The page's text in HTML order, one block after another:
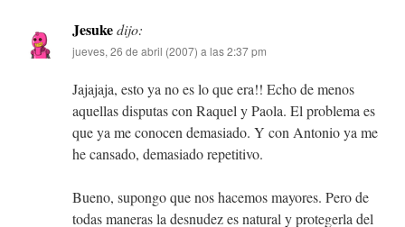
Jesukedijo:
jueves, 26 de abril (2007) a las 2:37 pm
Jajajaja, esto ya no es lo que era!! Echo de menos
aquellas disputas con Raquel y Paola. El problema es
que ya me conocen demasiado. Y con Antonio ya me
he cansado, demasiado repetitivo.
Bueno, supongo que nos hacemos mayores. Pero de
todas maneras la desnudez es natural y protegerla del